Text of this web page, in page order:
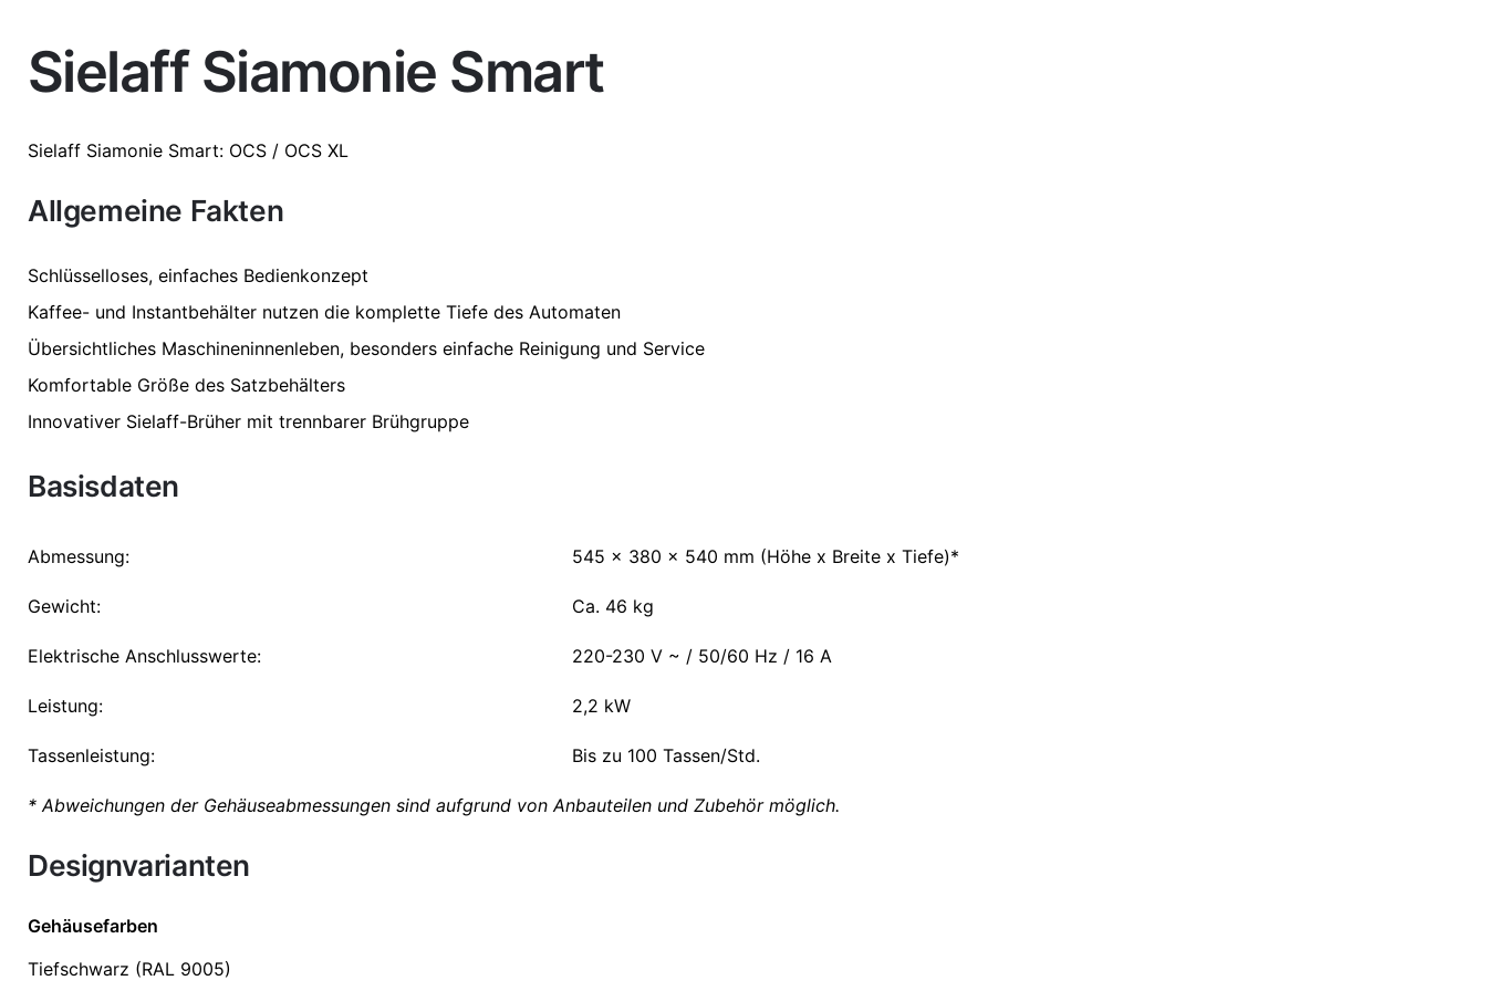
Sielaff Siamonie Smart
Sielaff Siamonie Smart: OCS / OCS XL
Allgemeine Fakten
Schlüsselloses, einfaches Bedienkonzept
Kaffee- und Instantbehälter nutzen die komplette Tiefe des Automaten
Übersichtliches Maschineninnenleben, besonders einfache Reinigung und Service
Komfortable Größe des Satzbehälters
Innovativer Sielaff-Brüher mit trennbarer Brühgruppe
Basisdaten
Abmessung: 545 x 380 x 540 mm (Höhe x Breite x Tiefe)*
Gewicht: Ca. 46 kg
Elektrische Anschlusswerte: 220-230 V ~ / 50/60 Hz / 16 A
Leistung: 2,2 kW
Tassenleistung: Bis zu 100 Tassen/Std.
* Abweichungen der Gehäuseabmessungen sind aufgrund von Anbauteilen und Zubehör möglich.
Designvarianten
Gehäusefarben
Tiefschwarz (RAL 9005)
Weight 47 kg